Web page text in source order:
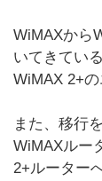
WiMAXから
いてきてい
WiMAX 2+の
また、移行
WiMAXルー
2+ルーター